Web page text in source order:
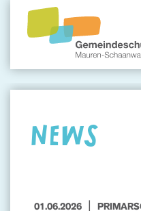
NEWS
01.06.2026 |